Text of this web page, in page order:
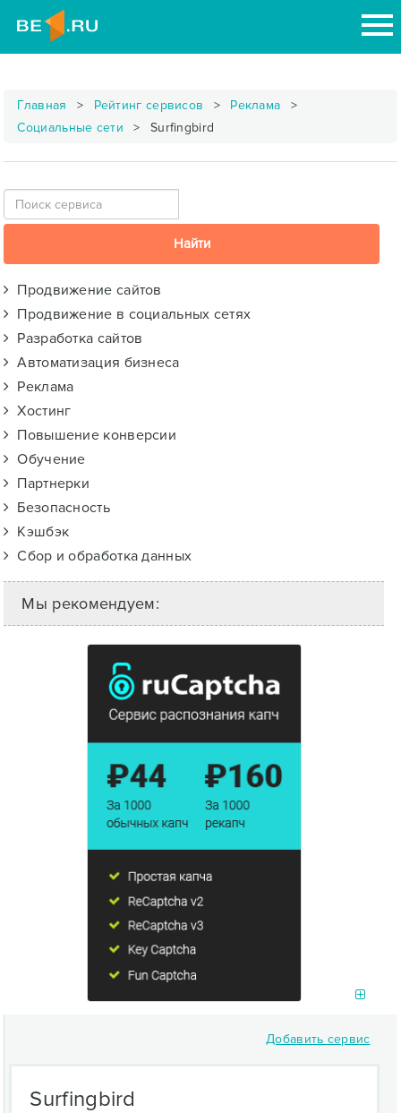
Главная Рейтинг сервисов
Реклама
Социальные сети
Surfingbird
Продвижение сайтов
Продвижение в социальных сетях
Разработка сайтов
Автоматизация бизнеса
Реклама
Хостинг
Повышение конверсии
Обучение
Партнерки
Безопасность
Кэшбэк
Сбор и обработка данных
Мы рекомендуем:
Добавить сервис
Surfingbird